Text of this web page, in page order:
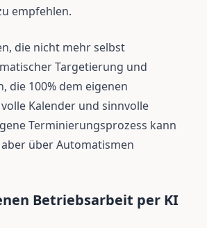
empfehlen.
die nicht mehr selbst
Targetierung und
die 100% dem eigenen
Kalender und sinnvolle
Terminierungsprozess kann
über Automatismen
Betriebsarbeit per KI